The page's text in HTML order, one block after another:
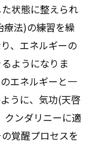
状態に整えられ
療法)の練習を繰
、エネルギーの
ようになりま
エネルギーと一
うに、気功(天啓
クンダリニーに適
覚醒プロセスを